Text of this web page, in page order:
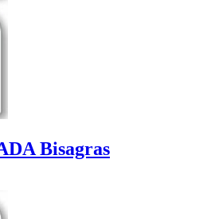
Bisagras